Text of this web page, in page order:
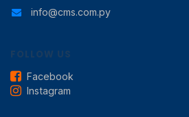
info@cms.com.py
FOLLOW US
Facebook
Instagram